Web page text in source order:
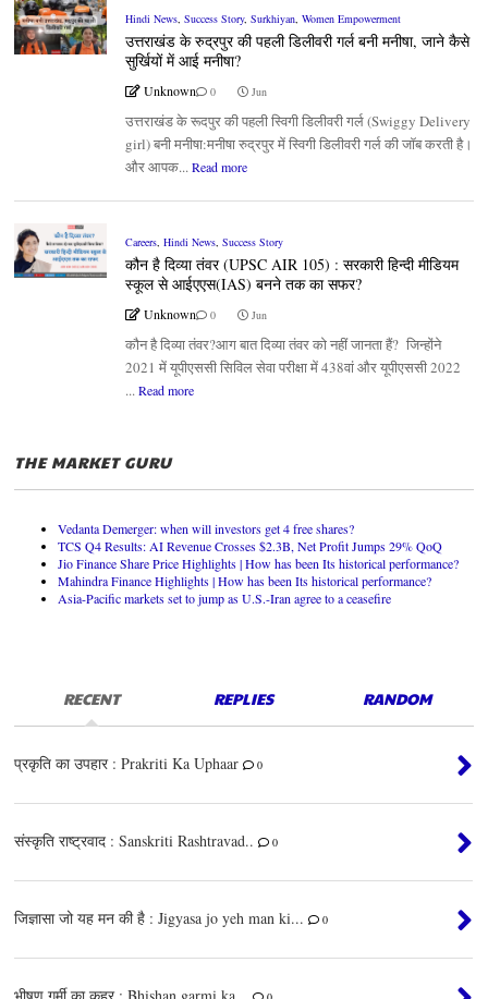
Hindi News, Success Story, Surkhiyan, Women Empowerment
उत्तराखंड के रुद्रपुर की पहली डिलीवरी गर्ल बनी मनीषा, जाने कैसे
सुर्खियों में आई मनीषा?
Unknown 0 Jun
उत्तराखंड के रूदपुर की पहली स्विगी डिलीवरी गर्ल (Swiggy Delivery
girl) बनी मनीषा:मनीषा रुद्रपुर में स्विगी डिलीवरी गर्ल की जॉब करती है।
और आपक... Read more
Careers, Hindi News, Success Story
कौन है दिव्या तंवर (UPSC AIR 105) : सरकारी हिन्दी मीडियम
स्कूल से आईएएस(IAS) बनने तक का सफर?
Unknown 0 Jun
कौन है दिव्या तंवर?आग बात दिव्या तंवर को नहीं जानता हैं? जिन्होंने
2021 में यूपीएससी सिविल सेवा परीक्षा में 438वां और यूपीएससी 2022
... Read more
THE MARKET GURU
Vedanta Demerger: when will investors get 4 free shares?
TCS Q4 Results: AI Revenue Crosses $2.3B, Net Profit Jumps 29% QoQ
Jio Finance Share Price Highlights | How has been Its historical performance?
Mahindra Finance Highlights | How has been Its historical performance?
Asia-Pacific markets set to jump as U.S.-Iran agree to a ceasefire
RECENT REPLIES RANDOM
प्रकृति का उपहार : Prakriti Ka Uphaar 0
संस्कृति राष्ट्रवाद : Sanskriti Rashtravad.. 0
जिज्ञासा जो यह मन की है : Jigyasa jo yeh man ki... 0